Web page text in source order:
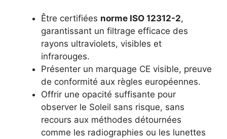
Être certifiées norme ISO 12312-2,
garantissant un filtrage efficace des
rayons ultraviolets, visibles et
infrarouges.
Présenter un marquage CE visible, preuve
de conformité aux règles européennes.
Offrir une opacité suffisante pour
observer le Soleil sans risque, sans
recours aux méthodes détournées
comme les radiographies ou les lunettes